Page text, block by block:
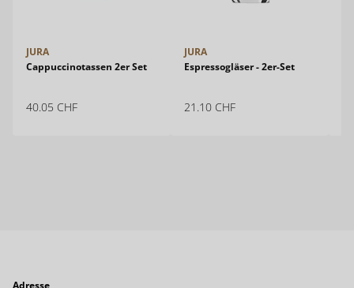
JURA
Cappuccinotassen 2er Set
40.05 CHF
JURA
Espressogläser - 2er-Set
21.10 CHF